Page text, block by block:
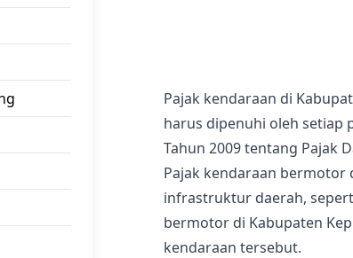
Pajak kendaraan di
harus dipenuhi oleh setiap
Tahun 2009 tentang Pajak
Pajak kendaraan bermotor
infrastruktur daerah,
bermotor di Kabupaten
kendaraan tersebut.